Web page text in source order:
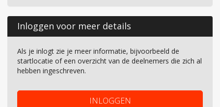
Inloggen voor meer details
Als je inlogt zie je meer informatie, bijvoorbeeld de
startlocatie of een overzicht van de deelnemers die zich al
hebben ingeschreven.
INLOGGEN